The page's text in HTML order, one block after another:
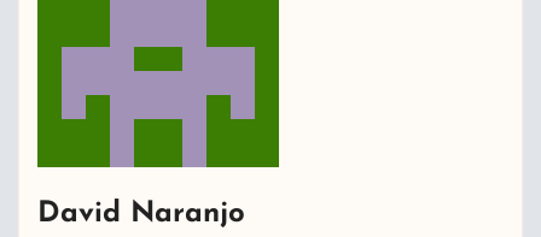
David Naranjo